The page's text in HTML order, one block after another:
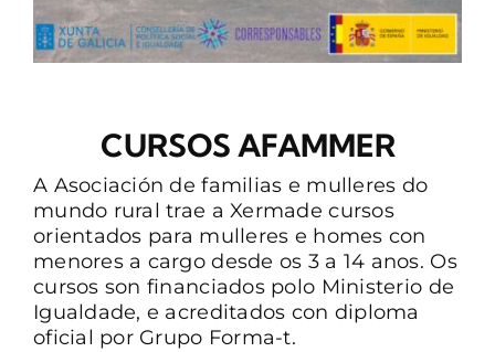
CURSOS AFAMMER
A Asociación de familias e mulleres do
mundo rural trae a Xermade cursos
orientados para mulleres e homes con
menores a cargo desde os 3 a 14 anos. Os
cursos son financiados polo Ministerio de
Igualdade, e acreditados con diploma
oficial por Grupo Forma-t.